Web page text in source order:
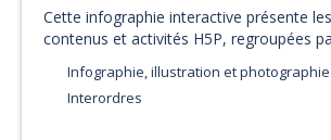
Cette infographie interactive présente
contenus et activités H5P, regroupées
Infographie, illustration et photographie
Interordres